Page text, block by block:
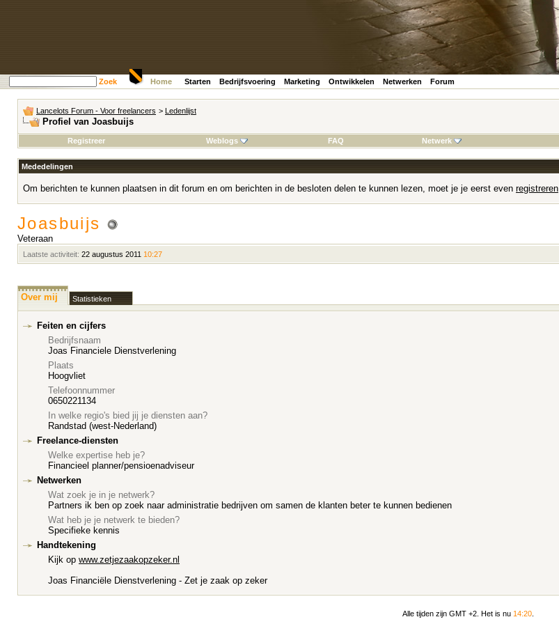
Zoek Home Starten Bedrijfsvoering Marketing Ontwikkelen Netwerken Forum
Lancelots Forum - Voor freelancers > Ledenlijst
Profiel van Joasbuijs
Registreer
Weblogs FAQ Netwerk
Mededelingen
Om berichten te kunnen plaatsen in dit forum en om berichten in de besloten delen te kunnen lezen, moet je je eerst even registreren
Joasbuijs
Veteraan
Laatste activiteit: 22 augustus 2011 10:27
Over mij Statistieken
Feiten en cijfers
Bedrijfsnaam
Joas Financiele Dienstverlening
Plaats
Hoogvliet
Telefoonnummer
0650221134
In welke regio's bied jij je diensten aan?
Randstad (west-Nederland)
Freelance-diensten
Welke expertise heb je?
Financieel planner/pensioenadviseur
Netwerken
Wat zoek je in je netwerk?
Partners ik ben op zoek naar administratie bedrijven om samen de klanten beter te kunnen bedienen
Wat heb je je netwerk te bieden?
Specifieke kennis
Handtekening
Kijk op www.zetjezaakopzeker.nl
Joas Financiële Dienstverlening - Zet je zaak op zeker
Alle tijden zijn GMT +2. Het is nu 14:20.